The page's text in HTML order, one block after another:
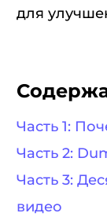
для
Часть 1:
Часть 2:
Часть 3:
видео